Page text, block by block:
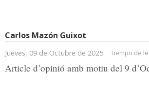
Carlos Mazón Guixot
Jueves, 09 de Octubre de 2025 Tiempo de
Article d’opinió amb motiu del 9